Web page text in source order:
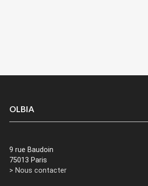
OLBIA
9 rue Baudoin
75013 Paris
> Nous contacter